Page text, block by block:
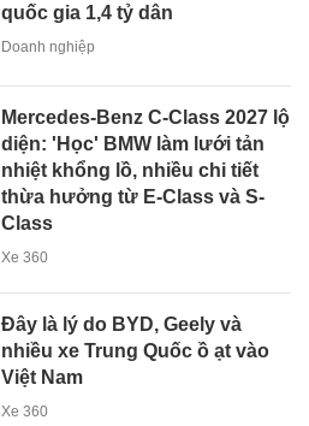
quốc gia 1,4 tỷ dân
Doanh nghiệp
Mercedes-Benz C-Class 2027 lộ
diện: 'Học' BMW làm lưới tản
nhiệt khổng lồ, nhiều chi tiết
thừa hưởng từ E-Class và S-
Class
Xe 360
Đây là lý do BYD, Geely và
nhiều xe Trung Quốc ồ ạt vào
Việt Nam
Xe 360